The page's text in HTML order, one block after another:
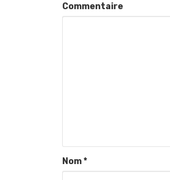
Commentaire
Nom*